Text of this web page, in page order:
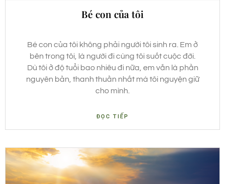
Bé con của tôi
Bé con của tôi không phải người tôi sinh ra. Em ở
bên trong tôi, là người đi cùng tôi suốt cuộc đời.
Dù tôi ở độ tuổi bao nhiêu đi nữa, em vẫn là phần
nguyên bản, thanh thuần nhất mà tôi nguyện giữ
cho mình.
ĐỌC TIẾP